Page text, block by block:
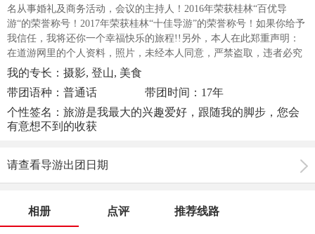
名从事婚礼及商务活动，会议的主持人！2016年荣获桂林“百优导
游“的荣誉称号！2017年荣获桂林“十佳导游”的荣誉称号！如果你给予
我信任，我将还你一个幸福快乐的旅程!!另外，本人在此郑重声明：
在道游网里的个人资料，照片，未经本人同意，严禁盗取，违者必究
我的专长：摄影, 登山, 美食
带团语种：普通话
带团时间：17年
个性签名：旅游是我最大的兴趣爱好，跟随我的脚步，您会
有意想不到的收获
请查看导游出团日期
相册 点评 推荐线路